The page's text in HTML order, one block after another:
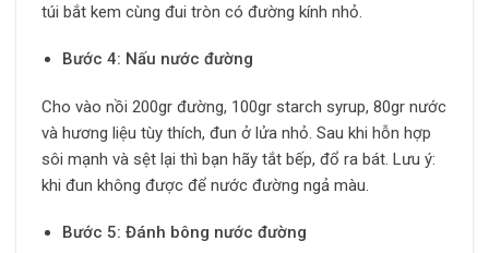
túi bắt kem cùng đui tròn có đường kính nhỏ.
Bước 4: Nấu nước đường
Cho vào nồi 200gr đường, 100gr starch syrup, 80gr nước
và hương liệu tùy thích, đun ở lửa nhỏ. Sau khi hỗn hợp
sôi mạnh và sệt lại thì bạn hãy tắt bếp, đổ ra bát. Lưu ý:
khi đun không được để nước đường ngả màu.
Bước 5: Đánh bông nước đường